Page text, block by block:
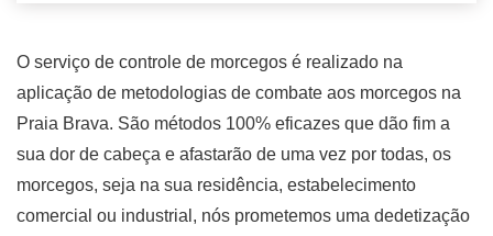
O serviço de controle de morcegos é realizado na
aplicação de metodologias de combate aos morcegos na
Praia Brava. São métodos 100% eficazes que dão fim a
sua dor de cabeça e afastarão de uma vez por todas, os
morcegos, seja na sua residência, estabelecimento
comercial ou industrial, nós prometemos uma dedetização